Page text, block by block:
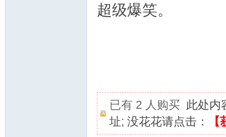
超级爆笑。
已有 2 人购买 此处内
址; 没花花请点击：